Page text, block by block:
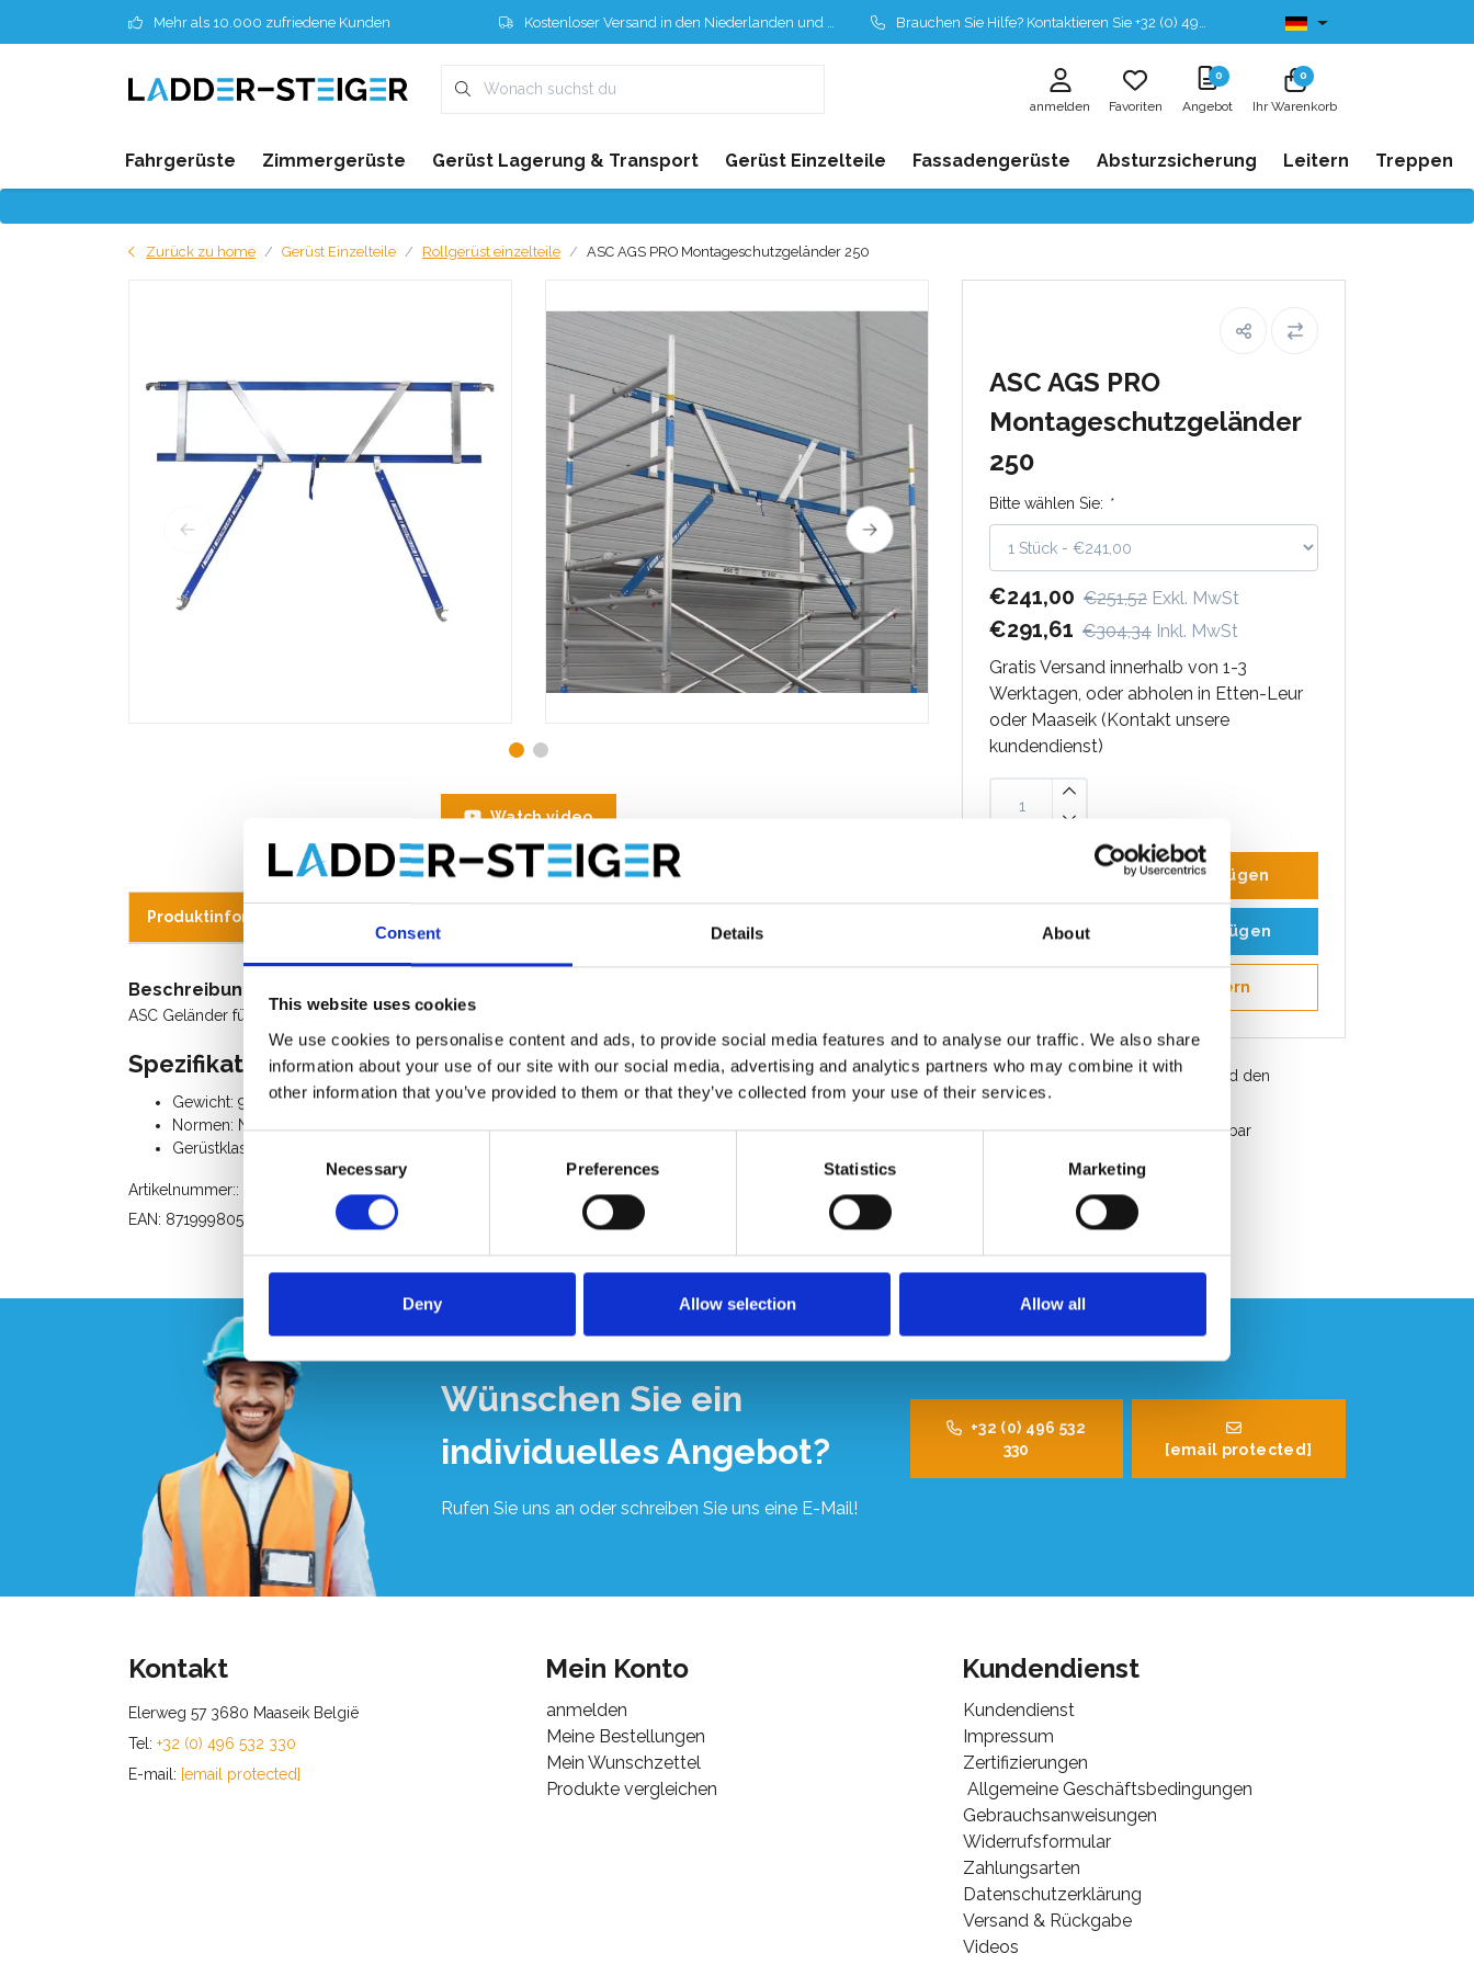
Consent Details About
This website uses cookies
We use cookies to personalise content and ads, to provide social media features and to analyse our traffic. We also share
information about your use of our site with our social media, advertising and analytics partners who may combine it with
other information that you’ve provided to them or that they’ve collected from your use of their services.
Consent
Necessary Preferences Statistics Marketing
Deny Allow selection Allow all
Mehr als 10.000 zufriedene Kunden Kostenloser Versand in den Niederlanden und Belgien Brauchen Sie Hilfe? Kontaktieren Sie +32 (0) 496 532 330 Ab lager lieferbar
anmelden Favoriten
0
Angebot
0
Ihr Warenkorb
Fahrgerüste Zimmergerüste Gerüst Lagerung & Transport Gerüst Einzelteile Fassadengerüste Absturzsicherung Leitern Treppen
Zurück zu home Gerüst Einzelteile Rollgerüst einzelteile ASC AGS PRO Montageschutzgeländer 250
ASC AGS PRO
Montageschutzgeländer
250
Bitte wählen Sie: *
€241,00 €251,52 Exkl. MwSt
€291,61 €304,34 Inkl. MwSt
Gratis Versand innerhalb von 1-3
Werktagen, oder abholen in Etten-Leur
oder Maaseik (Kontakt unsere
kundendienst)
Zum Warenkorb hinzufügen
Zum Angebot hinzufügen
Als Favorit speichern
Kostenloser Versand in Belgien und den
Niederlanden
Schneller Service. Ab Lager verfügbar
Professionelle Beratung
Kundenbewertung 9.2/10
Watch video
Produktinformation
Beschreibung
ASC Geländer für Gerüst mit einer Plattformlänge von 250 cm. Universell austauschbar mit anderen Marken.
Spezifikation:
Gewicht: 9,1 Kg
Normen: NEN-EN 1004, EN 1298, TÜV-GS
Gerüstklasse III (200 Kg/m²)
Artikelnummer:: ID10010064
EAN: 8719998052190
Wünschen Sie ein
individuelles Angebot?
Rufen Sie uns an oder schreiben Sie uns eine E-Mail!
+32 (0) 496 532
330
[email protected]
Kontakt
Elerweg 57 3680 Maaseik België
Tel: +32 (0) 496 532 330
E-mail: [email protected]
Mein Konto
anmelden
Meine Bestellungen
Mein Wunschzettel
Produkte vergleichen
Kundendienst
Kundendienst
Impressum
Zertifizierungen
Allgemeine Geschäftsbedingungen
Gebrauchsanweisungen
Widerrufsformular
Zahlungsarten
Datenschutzerklärung
Versand & Rückgabe
Videos